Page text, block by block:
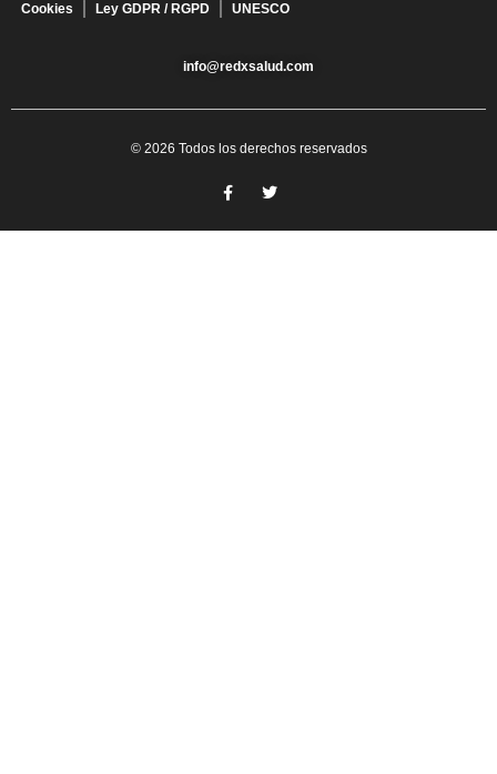
Cookies Ley GDPR / RGPD UNESCO
info@redxsalud.com
© 2026 Todos los derechos reservados